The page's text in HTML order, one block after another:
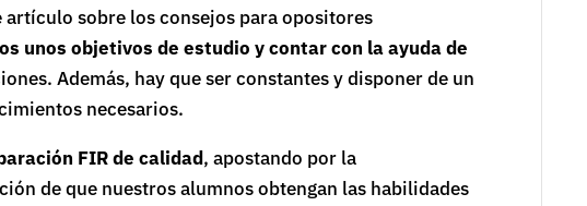
artículo sobre los consejos para opositores
unos objetivos de estudio y contar con la ayuda de
Además, hay que ser constantes y disponer de un
necesarios.
FIR de calidad, apostando por la
de que nuestros alumnos obtengan las habilidades